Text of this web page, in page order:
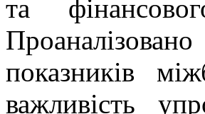
та
показників
важливість